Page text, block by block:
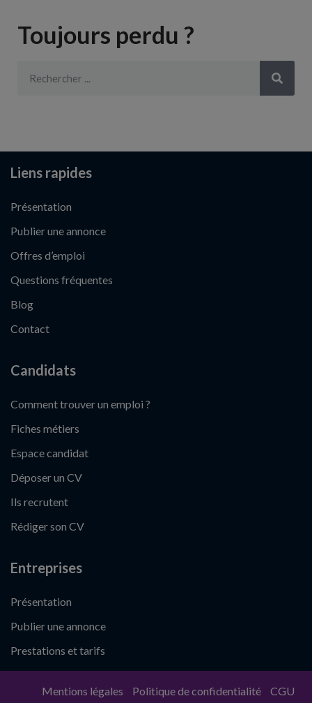
Toujours perdu ?
Liens rapides
Présentation
Publier une annonce
Offres d’emploi
Questions fréquentes
Blog
Contact
Candidats
Comment trouver un emploi ?
Fiches métiers
Espace candidat
Déposer un CV
Ils recrutent
Rédiger son CV
Entreprises
Présentation
Publier une annonce
Prestations et tarifs
Mentions légales Politique de confidentialité CGU